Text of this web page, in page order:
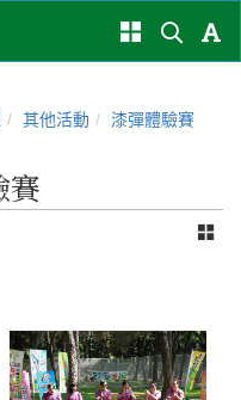
其他活動 漆彈體驗賽
賽